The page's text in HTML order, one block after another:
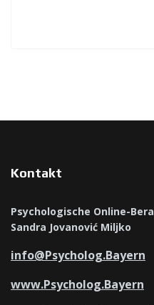
Kontakt
Psychologische Online-
Sandra Jovanović Miljko
info@Psycholog.Bayern
www.Psycholog.Bayern